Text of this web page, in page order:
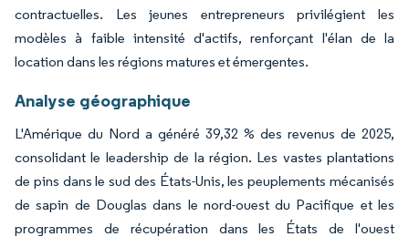
contractuelles. Les jeunes entrepreneurs privilégient les
modèles à faible intensité d'actifs, renforçant l'élan de la
location dans les régions matures et émergentes.
Analyse géographique
L'Amérique du Nord a généré 39,32 % des revenus de 2025,
consolidant le leadership de la région. Les vastes plantations
de pins dans le sud des États-Unis, les peuplements mécanisés
de sapin de Douglas dans le nord-ouest du Pacifique et les
programmes de récupération dans les États de l'ouest